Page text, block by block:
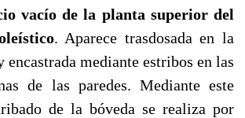
vacío de la planta superior del
. Aparece trasdosada en la
encastrada mediante estribos en las
de las paredes. Mediante este
de la bóveda se realiza por